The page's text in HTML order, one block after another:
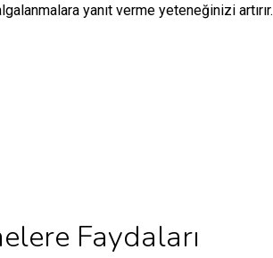
yanıt verme yeteneğinizi artırır.
Faydaları